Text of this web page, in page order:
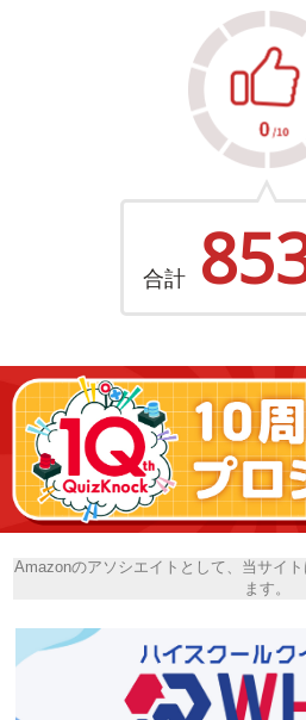
合計
Amazonのアソシエイトとして、当サイ
ます。